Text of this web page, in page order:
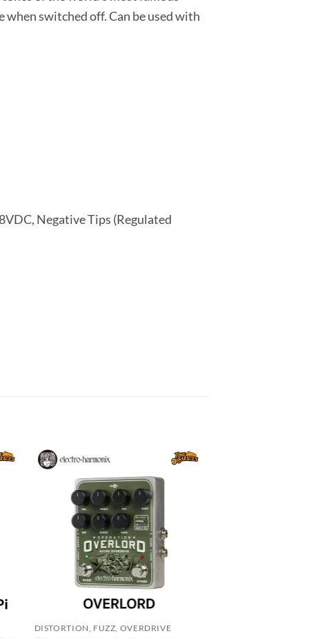
switched off. Can be used with
Negative Tips (Regulated
DISTORTION, FUZZ, OVERDRIVE